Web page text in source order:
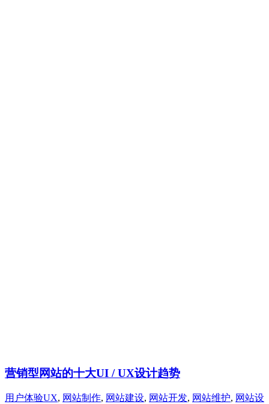
营销型网站的十大UI / UX设计趋势
用户体验UX, 网站制作, 网站建设, 网站开发, 网站维护, 网站设